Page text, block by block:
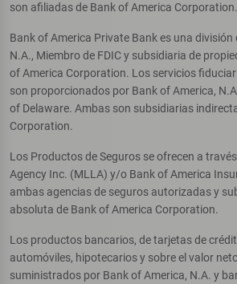
son afiliadas de Bank of America Corporation.
Bank of America Private Bank es una división
N.A., Miembro de FDIC y subsidiaria de
of America Corporation. Los servicios
son proporcionados por Bank of America,
of Delaware. Ambas son subsidiarias
Corporation.
Los Productos de Seguros se ofrecen a
Agency Inc. (MLLA) y/o Bank of America
ambas agencias de seguros autorizadas y
absoluta de Bank of America Corporation.
Los productos bancarios, de tarjetas de
automóviles, hipotecarios y sobre el valor
suministrados por Bank of America, N.A. y